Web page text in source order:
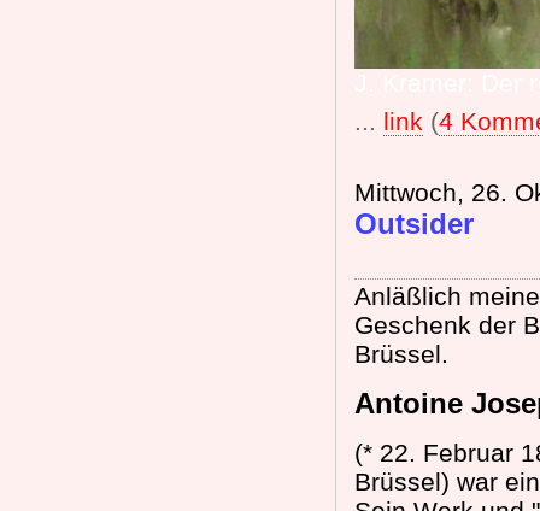
... link (4
Mittwoch, 26.
Outsider
Anläßlich
Geschenk der
Brüssel.
Antoine
(* 22. Februar
Brüssel) war